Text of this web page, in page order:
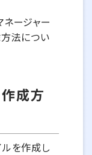
ネージャー
法につい
成方
を作成し